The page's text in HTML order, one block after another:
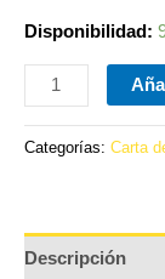
Disponibilidad:
Categorías: Carta
Descripción